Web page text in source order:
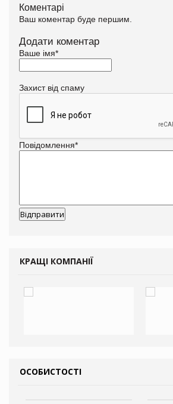
Коментарі
Ваш коментар буде першим.
Додати коментар
Ваше імя*
Захист від спаму
Повідомлення*
КРАЩІ КОМПАНІЇ
ОСОБИСТОСТІ